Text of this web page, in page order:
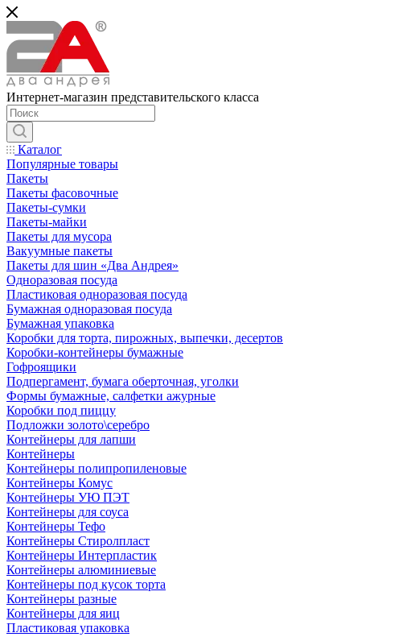
Интернет-магазин представительского класса
Каталог
Популярные товары
Пакеты
Пакеты фасовочные
Пакеты-сумки
Пакеты-майки
Пакеты для мусора
Вакуумные пакеты
Пакеты для шин «Два Андрея»
Одноразовая посуда
Пластиковая одноразовая посуда
Бумажная одноразовая посуда
Бумажная упаковка
Коробки для торта, пирожных, выпечки, десертов
Коробки-контейнеры бумажные
Гофроящики
Подпергамент, бумага оберточная, уголки
Формы бумажные, салфетки ажурные
Коробки под пиццу
Подложки золото\серебро
Контейнеры для лапши
Контейнеры
Контейнеры полипропиленовые
Контейнеры Комус
Контейнеры УЮ ПЭТ
Контейнеры для соуса
Контейнеры Тефо
Контейнеры Стиролпласт
Контейнеры Интерпластик
Контейнеры алюминиевые
Контейнеры под кусок торта
Контейнеры разные
Контейнеры для яиц
Пластиковая упаковка